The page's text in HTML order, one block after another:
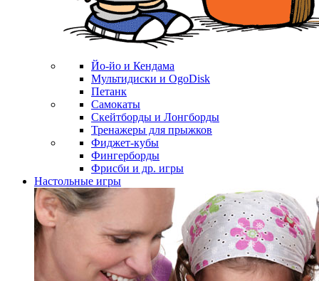
Йо-йо и Кендама
Мультидиски и OgoDisk
Петанк
Самокаты
Скейтборды и Лонгборды
Тренажеры для прыжков
Фиджет-кубы
Фингерборды
Фрисби и др. игры
Настольные игры